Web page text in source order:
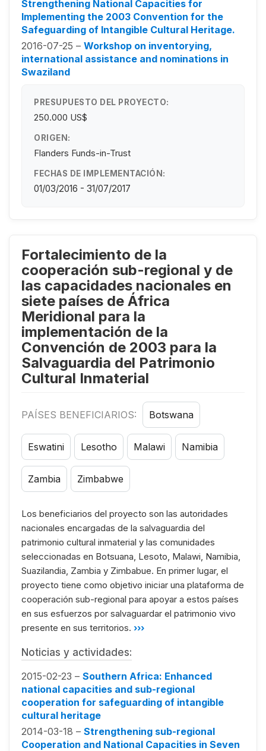
Strengthening National Capacities for
Implementing the 2003 Convention for the
Safeguarding of Intangible Cultural Heritage.
2016-07-25 – Workshop on inventorying,
international assistance and nominations in
Swaziland
PRESUPUESTO DEL PROYECTO:
250.000 US$
ORIGEN:
Flanders Funds-in-Trust
FECHAS DE IMPLEMENTACIÓN:
01/03/2016 - 31/07/2017
Fortalecimiento de la
cooperación sub-regional y de
las capacidades nacionales en
siete países de África
Meridional para la
implementación de la
Convención de 2003 para la
Salvaguardia del Patrimonio
Cultural Inmaterial
PAÍSES BENEFICIARIOS: Botswana
Eswatini Lesotho Malawi Namibia
Zambia Zimbabwe
Los beneficiarios del proyecto son las autoridades
nacionales encargadas de la salvaguardia del
patrimonio cultural inmaterial y las comunidades
seleccionadas en Botsuana, Lesoto, Malawi, Namibia,
Suazilandia, Zambia y Zimbabue. En primer lugar, el
proyecto tiene como objetivo iniciar una plataforma de
cooperación sub-regional para apoyar a estos países
en sus esfuerzos por salvaguardar el patrimonio vivo
presente en sus territorios. ›››
Noticias y actividades:
2015-02-23 – Southern Africa: Enhanced
national capacities and sub-regional
cooperation for safeguarding of intangible
cultural heritage
2014-03-18 – Strengthening sub-regional
Cooperation and National Capacities in Seven